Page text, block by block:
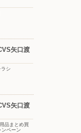
ト10倍キャンペーン
矢口渡
シ
矢口渡
品まとめ買
ンペーン